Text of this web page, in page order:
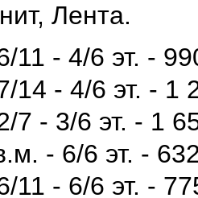
Лента.
11 - 4/6 эт. -
14 - 4/6 эт. - 1
7 - 3/6 эт. - 1
- 6/6 эт. -
11 - 6/6 эт. -